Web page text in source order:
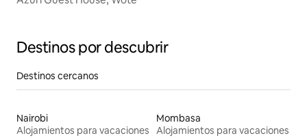
Destinos por descubrir
Destinos cercanos
Nairobi
Alojamientos para vacaciones
Mombasa
Alojamientos para vacaciones